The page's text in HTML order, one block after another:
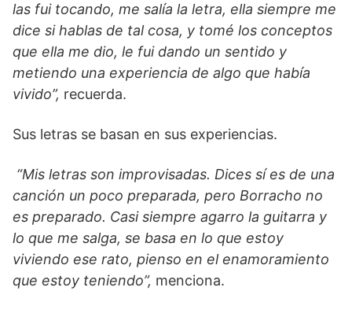
las fui tocando, me salía la letra, ella siempre me
dice si hablas de tal cosa, y tomé los conceptos
que ella me dio, le fui dando un sentido y
metiendo una experiencia de algo que había
vivido”, recuerda.
Sus letras se basan en sus experiencias.
“Mis letras son improvisadas. Dices sí es de una
canción un poco preparada, pero Borracho no
es preparado. Casi siempre agarro la guitarra y
lo que me salga, se basa en lo que estoy
viviendo ese rato, pienso en el enamoramiento
que estoy teniendo”, menciona.